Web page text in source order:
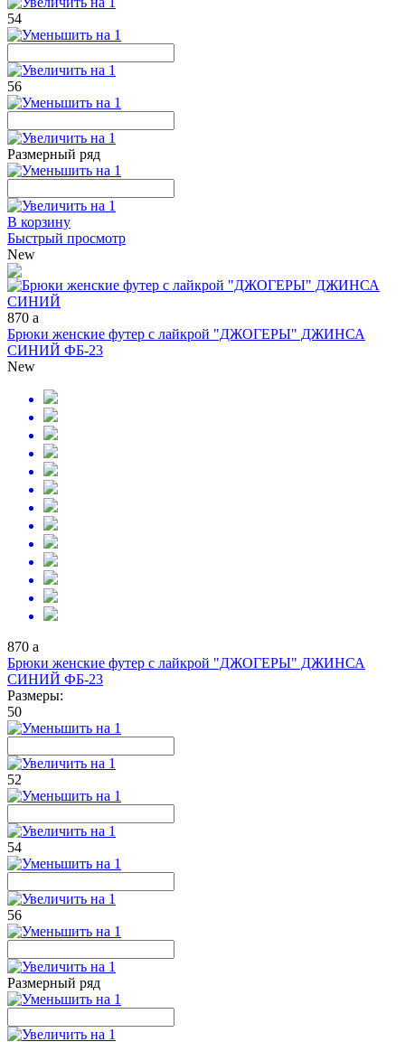
54
56
Размерный ряд
В корзину
Быстрый просмотр
New
870 a
Брюки женские футер с лайкрой "ДЖОГЕРЫ" ДЖИНСА
СИНИЙ ФБ-23
New
870 a
Брюки женские футер с лайкрой "ДЖОГЕРЫ" ДЖИНСА
СИНИЙ ФБ-23
Размеры:
50
52
54
56
Размерный ряд